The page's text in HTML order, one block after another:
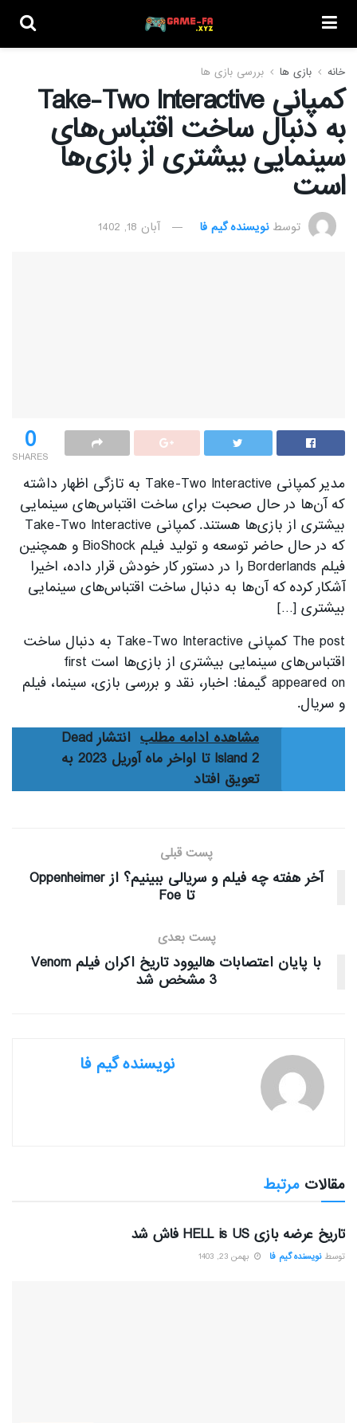
خانه بازی ها بررسی بازی ها
کمپانی Take-Two Interactive
به دنبال ساخت اقتباس‌های
سینمایی بیشتری از بازی‌ها
است
توسط نویسنده گیم فا آبان 18, 1402
0
SHARES
مدیر کمپانی Take-Two Interactive به تازگی اظهار داشته
که آن‌ها در حال صحبت برای ساخت اقتباس‌های سینمایی
بیشتری از بازی‌ها هستند. کمپانی Take-Two Interactive
که در حال حاضر توسعه و تولید فیلم BioShock و همچنین
فیلم Borderlands را در دستور کار خودش قرار داده، اخیرا
آشکار کرده که آن‌ها به دنبال ساخت اقتباس‌های سینمایی
بیشتری […]
The post کمپانی Take-Two Interactive به دنبال ساخت
اقتباس‌های سینمایی بیشتری از بازی‌ها است first
appeared on گیمفا: اخبار، نقد و بررسی بازی، سینما، فیلم
و سریال.
مشاهده ادامه مطلب
انتشار Dead
Island 2 تا اواخر ماه آوریل 2023 به
تعویق افتاد
پست قبلی
آخر هفته چه فیلم و سریالی ببینیم؟ از Oppenheimer
تا Foe
پست بعدی
با پایان اعتصابات هالیوود تاریخ اکران فیلم Venom
3 مشخص شد
نویسنده گیم فا
مقالات مرتبط
تاریخ عرضه بازی HELL is US فاش شد
توسط نویسنده گیم فا بهمن 23, 1403